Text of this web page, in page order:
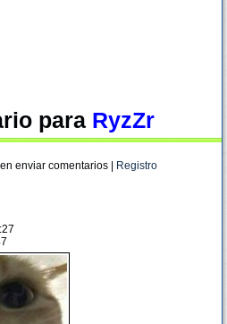
para RyzZr
enviar comentarios | Registro